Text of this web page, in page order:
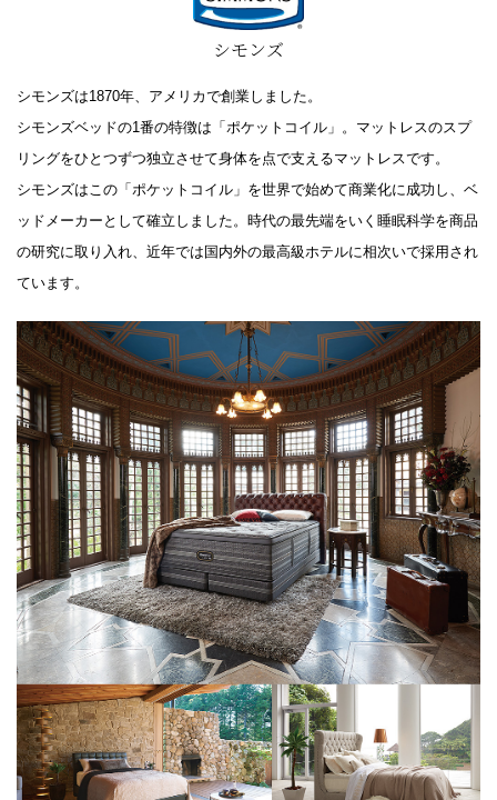
シモンズ
シモンズは1870年、アメリカで創業しました。
シモンズベッドの1番の特徴は「ポケットコイル」。マットレスのスプ
リングをひとつずつ独立させて身体を点で支えるマットレスです。
シモンズはこの「ポケットコイル」を世界で始めて商業化に成功し、ベ
ッドメーカーとして確立しました。時代の最先端をいく睡眠科学を商品
の研究に取り入れ、近年では国内外の最高級ホテルに相次いで採用され
ています。